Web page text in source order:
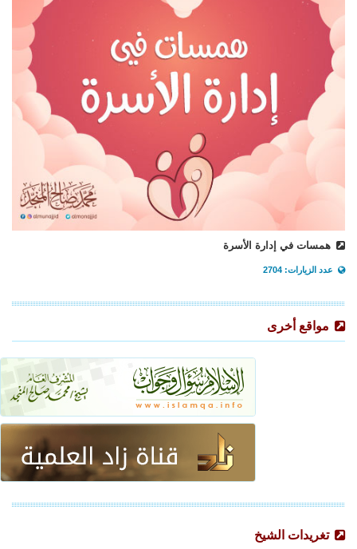
همسات في إدارة الأسرة
عدد الزيارات: 2704
مواقع أخرى
تغريدات الشيخ